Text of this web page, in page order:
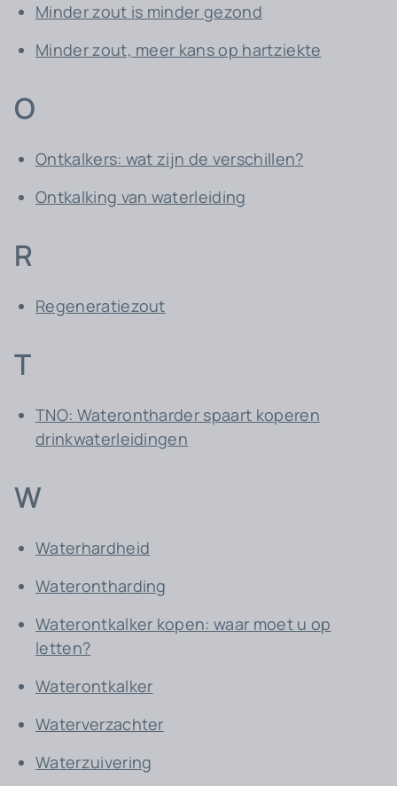
Minder zout is minder gezond
Minder zout, meer kans op hartziekte
O
Ontkalkers: wat zijn de verschillen?
Ontkalking van waterleiding
R
Regeneratiezout
T
TNO: Waterontharder spaart koperen
drinkwaterleidingen
W
Waterhardheid
Waterontharding
Waterontkalker kopen: waar moet u op
letten?
Waterontkalker
Waterverzachter
Waterzuivering